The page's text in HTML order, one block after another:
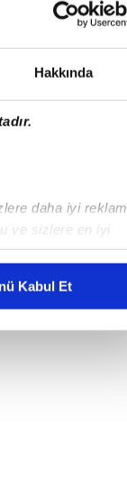
Hakkında
daha iyi reklam
ve sizlere en iyi
karşılamak
yönelik
bilgi için Ayarlar
Kabul Et